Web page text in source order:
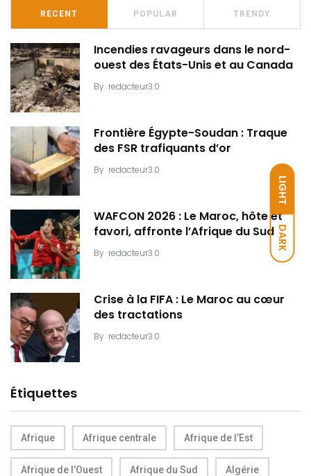
LIGHT
DARK
RECENT POPULAR TRENDY
Incendies ravageurs dans le nord-
ouest des États-Unis et au Canada
By redacteur3.0
Frontière Égypte-Soudan : Traque
des FSR trafiquants d’or
By redacteur3.0
WAFCON 2026 : Le Maroc, hôte et
favori, affronte l’Afrique du Sud
By redacteur3.0
Crise à la FIFA : Le Maroc au cœur
des tractations
By redacteur3.0
Étiquettes
Afrique Afrique centrale Afrique de l’Est
Afrique de l’Ouest Afrique du Sud Algérie